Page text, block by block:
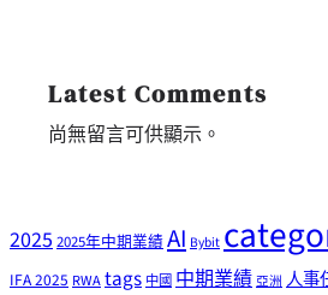
Latest Comments
尚無留言可供顯示。
2025 2025年中期業績AI Bybit
IFA 2025 RWAtags 中國 中期業績 亞洲 人事